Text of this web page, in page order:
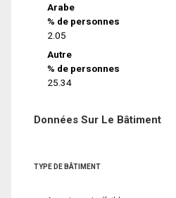
Arabe
% de personnes
2.05
Autre
% de personnes
25.34
Données Sur Le Bâtiment
TYPE DE BÂTIMENT